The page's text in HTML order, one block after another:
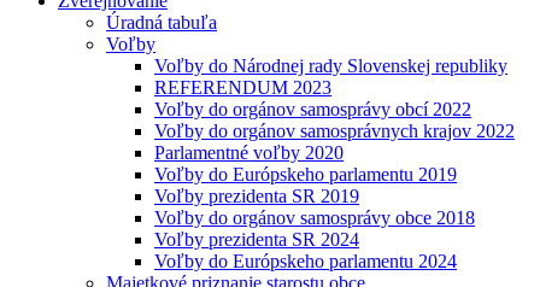
Úradná tabuľa
Voľby
Voľby do Národnej rady Slovenskej republiky
REFERENDUM 2023
Voľby do orgánov samosprávy obcí 2022
Voľby do orgánov samosprávnych krajov 2022
Parlamentné voľby 2020
Voľby do Európskeho parlamentu 2019
Voľby prezidenta SR 2019
Voľby do orgánov samosprávy obce 2018
Voľby prezidenta SR 2024
Voľby do Európskeho parlamentu 2024
Majetkové priznanie starostu obce